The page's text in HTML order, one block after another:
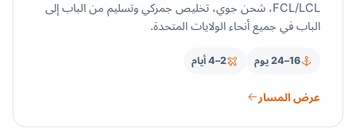
FCL/LCL، شحن جوي، تخليص جمركي وتسليم من الباب إلى
الباب في جميع أنحاء الولايات المتحدة.
16–24 يوم 2–4 أيام
عرض المسار